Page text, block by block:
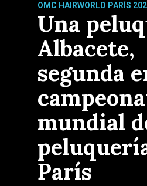
OMC HAIRWORLD PARÍS
Una
Albacete,
segunda
mundial
París